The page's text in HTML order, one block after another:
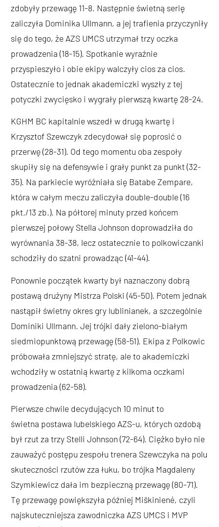
zdobyły przewagę 11-8. Następnie świetną serię
zaliczyła Dominika Ullmann, a jej trafienia przyczyniły
się do tego, że AZS UMCS utrzymał trzy oczka
prowadzenia (18-15). Spotkanie wyraźnie
przyspieszyło i obie ekipy walczyły cios za cios.
Ostatecznie to jednak akademiczki wyszły z tej
potyczki zwycięsko i wygrały pierwszą kwartę 28-24.
KGHM BC kapitalnie wszedł w drugą kwartę i
Krzysztof Szewczyk zdecydował się poprosić o
przerwę (28-31). Od tego momentu oba zespoły
skupiły się na defensywie i grały punkt za punkt (32-
35). Na parkiecie wyróżniała się Batabe Zempare,
która w całym meczu zaliczyła double-double (16
pkt./13 zb.). Na półtorej minuty przed końcem
pierwszej połowy Stella Johnson doprowadziła do
wyrównania 38-38, lecz ostatecznie to polkowiczanki
schodziły do szatni prowadząc (41-44).
Ponownie początek kwarty był naznaczony dobrą
postawą drużyny Mistrza Polski (45-50). Potem jednak
nastąpił świetny okres gry lublinianek, a szczególnie
Dominiki Ullmann. Jej trójki dały zielono-białym
siedmiopunktową przewagę (58-51). Ekipa z Polkowic
próbowała zmniejszyć stratę, ale to akademiczki
wchodziły w ostatnią kwartę z kilkoma oczkami
prowadzenia (62-58).
Pierwsze chwile decydujących 10 minut to
świetna postawa lubelskiego AZS-u, których ozdobą
był rzut za trzy Stelli Johnson (72-64). Ciężko było nie
zauważyć postępu zespołu trenera Szewczyka na polu
skuteczności rzutów zza łuku, bo trójka Magdaleny
Szymkiewicz dała im bezpieczną przewagę (80-71).
Tę przewagę powiększyła później Miškinienė, czyli
najskuteczniejsza zawodniczka AZS UMCS i MVP